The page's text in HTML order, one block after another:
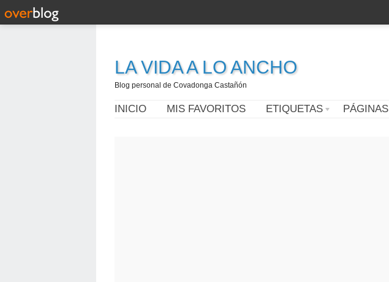
LA VIDA A LO ANCHO
Blog personal de Covadonga Castañón
INICIO MIS FAVORITOS ETIQUETAS PÁGINAS